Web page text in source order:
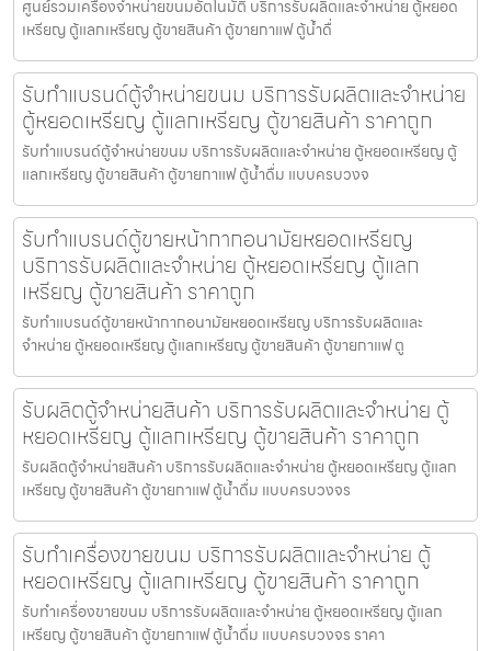
ศูนย์รวมเครื่องจำหน่ายขนม​อัตโนมัติ บริการรับผลิตและจำหน่าย ตู้หยอด
เหรียญ ตู้แลกเหรียญ ตู้ขายสินค้า ตู้ขายกาแฟ ตู้น้ำดื่
รับทำแบรนด์ตู้จำหน่ายขนม บริการรับผลิตและจำหน่าย
ตู้หยอดเหรียญ ตู้แลกเหรียญ ตู้ขายสินค้า ราคาถูก
รับทำแบรนด์ตู้จำหน่ายขนม บริการรับผลิตและจำหน่าย ตู้หยอดเหรียญ ตู้
แลกเหรียญ ตู้ขายสินค้า ตู้ขายกาแฟ ตู้น้ำดื่ม แบบครบวงจ
รับทำแบรนด์ตู้ขายหน้ากากอนามัยหยอดเหรียญ​​
บริการรับผลิตและจำหน่าย ตู้หยอดเหรียญ ตู้แลก
เหรียญ ตู้ขายสินค้า ราคาถูก
รับทำแบรนด์ตู้ขายหน้ากากอนามัยหยอดเหรียญ​​ บริการรับผลิตและ
จำหน่าย ตู้หยอดเหรียญ ตู้แลกเหรียญ ตู้ขายสินค้า ตู้ขายกาแฟ ตู
รับผลิตตู้จำหน่ายสินค้า บริการรับผลิตและจำหน่าย ตู้
หยอดเหรียญ ตู้แลกเหรียญ ตู้ขายสินค้า ราคาถูก
รับผลิตตู้จำหน่ายสินค้า บริการรับผลิตและจำหน่าย ตู้หยอดเหรียญ ตู้แลก
เหรียญ ตู้ขายสินค้า ตู้ขายกาแฟ ตู้น้ำดื่ม แบบครบวงจร
รับทำเครื่องขายขนม บริการรับผลิตและจำหน่าย ตู้
หยอดเหรียญ ตู้แลกเหรียญ ตู้ขายสินค้า ราคาถูก
รับทำเครื่องขายขนม บริการรับผลิตและจำหน่าย ตู้หยอดเหรียญ ตู้แลก
เหรียญ ตู้ขายสินค้า ตู้ขายกาแฟ ตู้น้ำดื่ม แบบครบวงจร ราคา